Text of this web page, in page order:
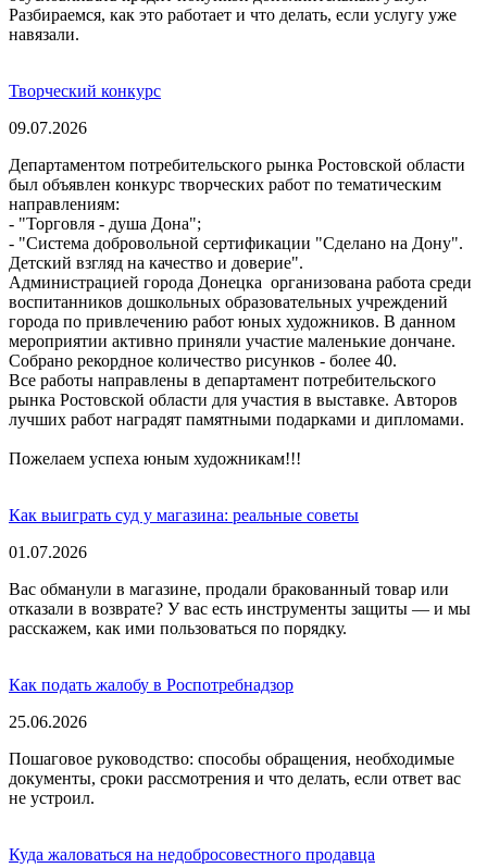
Разбираемся, как это работает и что делать, если услугу уже
навязали.
Творческий конкурс
09.07.2026
Департаментом потребительского рынка Ростовской области
был объявлен конкурс творческих работ по тематическим
направлениям:
- "Торговля - душа Дона";
- "Система добровольной сертификации "Сделано на Дону".
Детский взгляд на качество и доверие".
Администрацией города Донецка организована работа среди
воспитанников дошкольных образовательных учреждений
города по привлечению работ юных художников. В данном
мероприятии активно приняли участие маленькие дончане.
Собрано рекордное количество рисунков - более 40.
Все работы направлены в департамент потребительского
рынка Ростовской области для участия в выставке. Авторов
лучших работ наградят памятными подарками и дипломами.
Пожелаем успеха юным художникам!!!
Как выиграть суд у магазина: реальные советы
01.07.2026
Вас обманули в магазине, продали бракованный товар или
отказали в возврате? У вас есть инструменты защиты — и мы
расскажем, как ими пользоваться по порядку.
Как подать жалобу в Роспотребнадзор
25.06.2026
Пошаговое руководство: способы обращения, необходимые
документы, сроки рассмотрения и что делать, если ответ вас
не устроил.
Куда жаловаться на недобросовестного продавца